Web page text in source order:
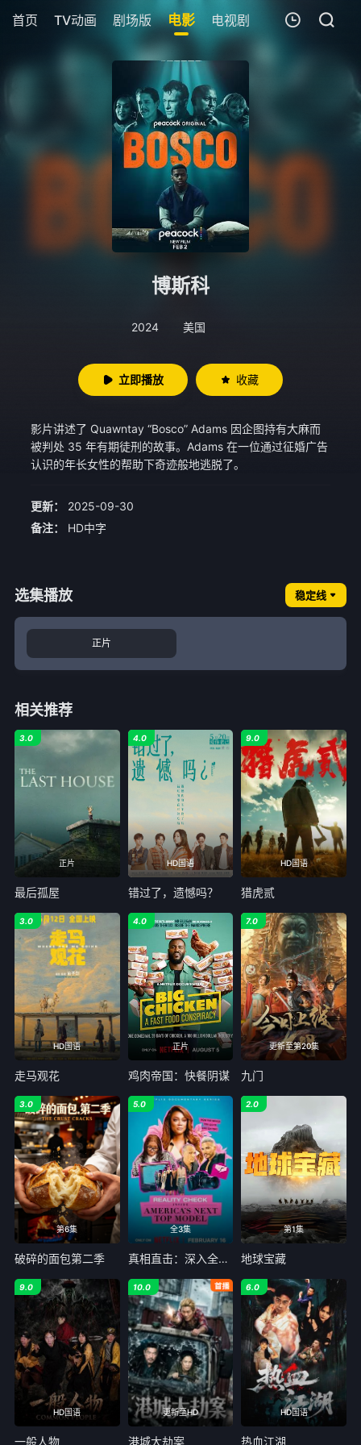
首页 TV动画 剧场版 电影 电视剧 短剧 今日更新
我的观影记录
暂无观看影片的记录
博斯科
2024 美国
立即播放 收藏
影片讲述了 Quawntay “Bosco” Adams 因企图持有大麻而
被判处 35 年有期徒刑的故事。Adams 在一位通过征婚广告
认识的年长女性的帮助下奇迹般地逃脱了。
更新：
2025-09-30
备注：
HD中字
选集播放 稳定线
正片
相关推荐
正片
3.0
最后孤屋
HD国语
4.0
错过了，遗憾吗？
HD国语
9.0
猎虎贰
HD国语
3.0
走马观花
正片
4.0
鸡肉帝国：快餐阴谋
更新至第20集
7.0
九门
第6集
3.0
破碎的面包第二季
全3集
5.0
真相直击：深入全美超模大赛第一季
第1集
2.0
地球宝藏
HD国语
9.0
一般人物
更新至HD
10.0
港城大劫案
HD国语
6.0
热血江湖